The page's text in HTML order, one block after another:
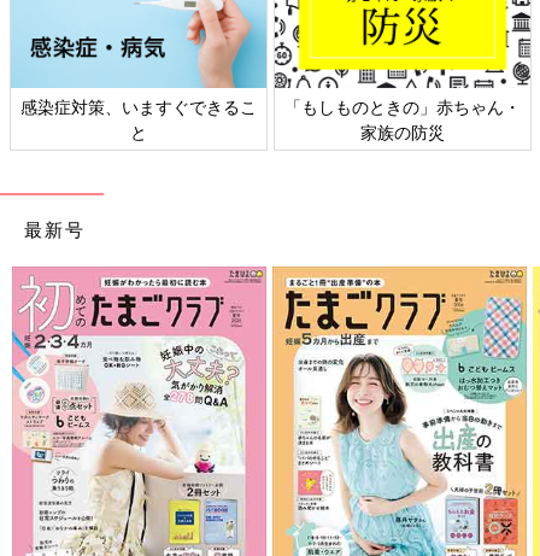
感染症対策、いますぐできるこ
と
「もしものときの」赤ちゃん・
家族の防災
最新号